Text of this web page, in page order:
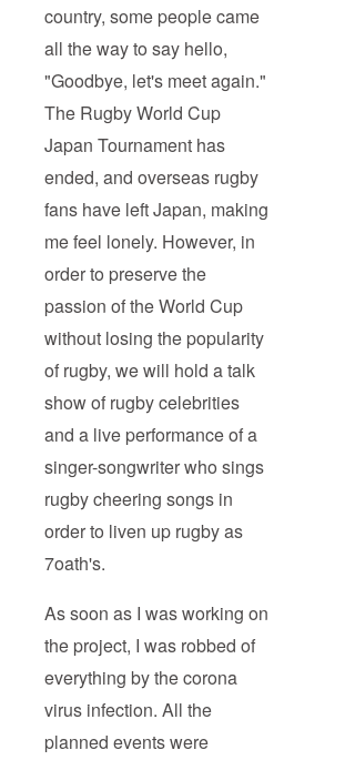
country, some people came
all the way to say hello,
"Goodbye, let's meet again."
The Rugby World Cup
Japan Tournament has
ended, and overseas rugby
fans have left Japan, making
me feel lonely. However, in
order to preserve the
passion of the World Cup
without losing the popularity
of rugby, we will hold a talk
show of rugby celebrities
and a live performance of a
singer-songwriter who sings
rugby cheering songs in
order to liven up rugby as
7oath's.
As soon as I was working on
the project, I was robbed of
everything by the corona
virus infection. All the
planned events were